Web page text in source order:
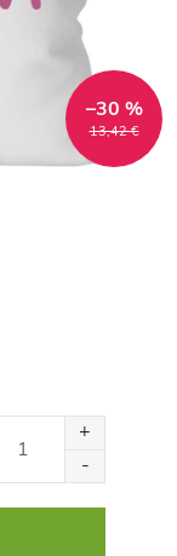
13,42 €
–30 %